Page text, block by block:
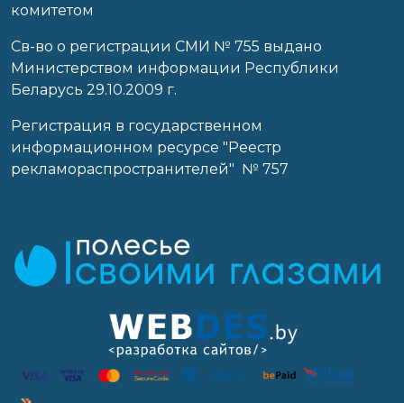
комитетом
Св-во о регистрации СМИ № 755 выдано
Министерством информации Республики
Беларусь 29.10.2009 г.
Регистрация в государственном
информационном ресурсе "Реестр
рекламораспространителей" № 757